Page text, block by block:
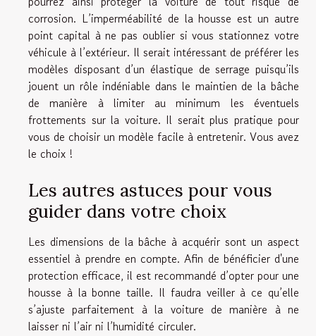
corrosion. L’imperméabilité de la housse est un autre
point capital à ne pas oublier si vous stationnez votre
véhicule à l’extérieur. Il serait intéressant de préférer les
modèles disposant d’un élastique de serrage puisqu’ils
jouent un rôle indéniable dans le maintien de la bâche
de manière à limiter au minimum les éventuels
frottements sur la voiture. Il serait plus pratique pour
vous de choisir un modèle facile à entretenir. Vous avez
le choix !
Les autres astuces pour vous
guider dans votre choix
Les dimensions de la bâche à acquérir sont un aspect
essentiel à prendre en compte. Afin de bénéficier d'une
protection efficace, il est recommandé d’opter pour une
housse à la bonne taille. Il faudra veiller à ce qu’elle
s’ajuste parfaitement à la voiture de manière à ne
laisser ni l’air ni l’humidité circuler.